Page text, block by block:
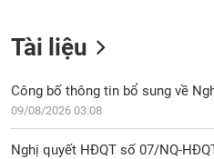
Tài liệu
Công bố thông tin bổ sung về
09/08/2026 03:08
Nghị quyết HĐQT số 07/NQ-